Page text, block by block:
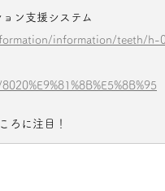
ン支援システム
information/teeth/h-
ろに注目！